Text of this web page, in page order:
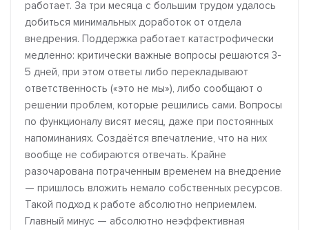
работает. За три месяца с большим трудом удалось
добиться минимальных доработок от отдела
внедрения. Поддержка работает катастрофически
медленно: критически важные вопросы решаются 3-
5 дней, при этом ответы либо перекладывают
ответственность («это не мы»), либо сообщают о
решении проблем, которые решились сами. Вопросы
по функционалу висят месяц, даже при постоянных
напоминаниях. Создаётся впечатление, что на них
вообще не собираются отвечать. Крайне
разочарована потраченным временем на внедрение
— пришлось вложить немало собственных ресурсов.
Такой подход к работе абсолютно неприемлем.
Главный минус — абсолютно неэффективная